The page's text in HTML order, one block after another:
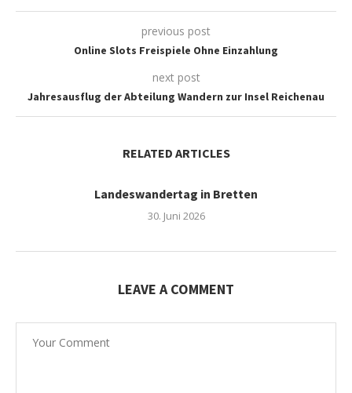
previous post
Online Slots Freispiele Ohne Einzahlung
next post
Jahresausflug der Abteilung Wandern zur Insel Reichenau
RELATED ARTICLES
Landeswandertag in Bretten
30. Juni 2026
LEAVE A COMMENT